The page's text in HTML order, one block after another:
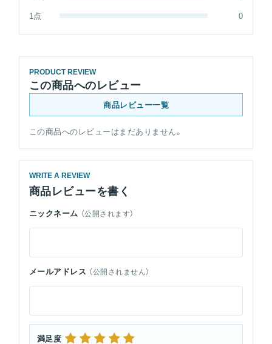
1点 0
PRODUCT REVIEW
この商品へのレビュー
商品レビュー一覧
この商品へのレビューはまだありません。
WRITE A REVIEW
商品レビューを書く
ニックネーム （公開されます）
メールアドレス （公開されません）
満足度